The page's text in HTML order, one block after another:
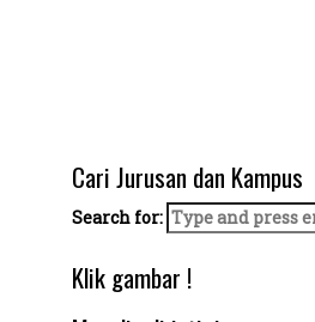
Cari Jurusan dan Kampus
Search for:
Klik gambar !